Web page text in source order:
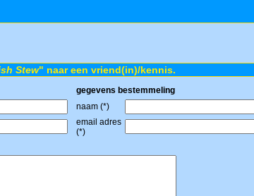
Stew" naar een vriend(in)/kennis.
gegevens bestemmeling
naam (*)
email adres
(*)